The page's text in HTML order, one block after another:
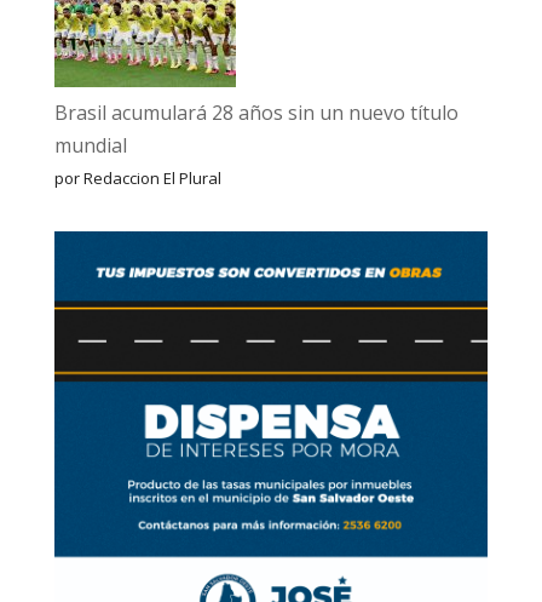
Brasil acumulará 28 años sin un nuevo título
mundial
por Redaccion El Plural